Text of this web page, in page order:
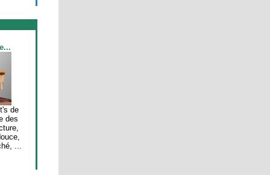
de
des
...